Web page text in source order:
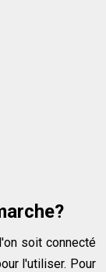
soit connecté
l'utiliser. Pour